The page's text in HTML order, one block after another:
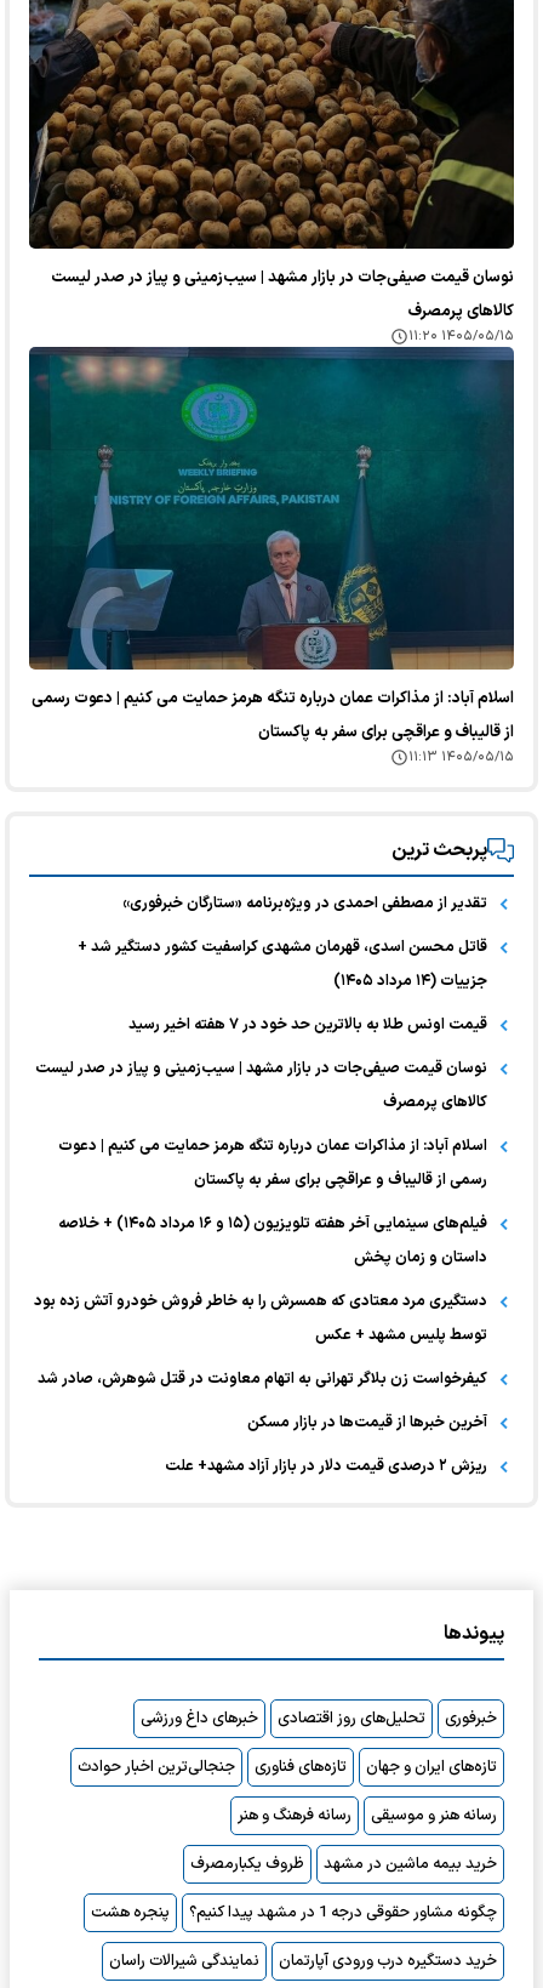
نوسان قیمت صیفی‌جات در بازار مشهد | سیب‌زمینی و پیاز در صدر لیست
کالا‌های پرمصرف
۱۴۰۵/۰۵/۱۵ ۱۱:۲۰
اسلام آباد: از مذاکرات عمان درباره تنگه هرمز حمایت می کنیم | دعوت رسمی
از قالیباف و عراقچی برای سفر به پاکستان
۱۴۰۵/۰۵/۱۵ ۱۱:۱۳
پربحث ترین
تقدیر از مصطفی احمدی در ویژه‌برنامه «ستارگان خبرفوری»
قاتل محسن اسدی، قهرمان مشهدی کراسفیت کشور دستگیر شد +
جزییات (۱۴ مرداد ۱۴۰۵)
قیمت اونس طلا به بالاترین حد خود در ۷ هفته اخیر رسید
نوسان قیمت صیفی‌جات در بازار مشهد | سیب‌زمینی و پیاز در صدر لیست
کالا‌های پرمصرف
اسلام آباد: از مذاکرات عمان درباره تنگه هرمز حمایت می کنیم | دعوت
رسمی از قالیباف و عراقچی برای سفر به پاکستان
فیلم‌های سینمایی آخر هفته تلویزیون (۱۵ و ۱۶ مرداد ۱۴۰۵) + خلاصه
داستان و زمان پخش
دستگیری مرد معتادی که همسرش را به خاطر فروش خودرو آتش زده بود
توسط پلیس مشهد + عکس
کیفرخواست زن بلاگر تهرانی به اتهام معاونت در قتل شوهرش، صادر شد
آخرین خبر‌ها از قیمت‌ها در بازار مسکن
ریزش ۲ درصدی قیمت دلار در بازار آزاد مشهد+ علت
پیوندها
خبرفوری تحلیل‌های روز اقتصادی
خبرهای داغ ورزشی
تازه‌های ایران و جهان
تازه‌های فناوری
جنجالی‌ترین اخبار حوادث
رسانه هنر و موسیقی
رسانه فرهنگ و هنر
خرید بیمه ماشین در مشهد
ظروف یکبارمصرف
چگونه مشاور حقوقی درجه 1 در مشهد پیدا کنیم؟
پنجره هشت
خرید دستگیره درب ورودی آپارتمان
نمایندگی شیرالات راسان